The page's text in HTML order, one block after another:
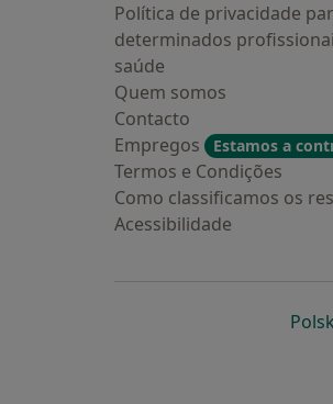
Política de privacidade
determinados
saúde
Quem somos
Contacto
Empregos
Estamos a
Termos e Condições
Como classificamos os
Acessibilidade